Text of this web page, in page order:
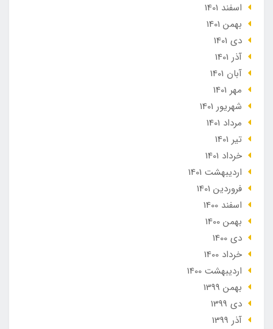
اسفند 1401
بهمن 1401
دی 1401
آذر 1401
آبان 1401
مهر 1401
شهریور 1401
مرداد 1401
تير 1401
خرداد 1401
ارديبهشت 1401
فروردین 1401
اسفند 1400
بهمن 1400
دی 1400
خرداد 1400
ارديبهشت 1400
بهمن 1399
دی 1399
آذر 1399